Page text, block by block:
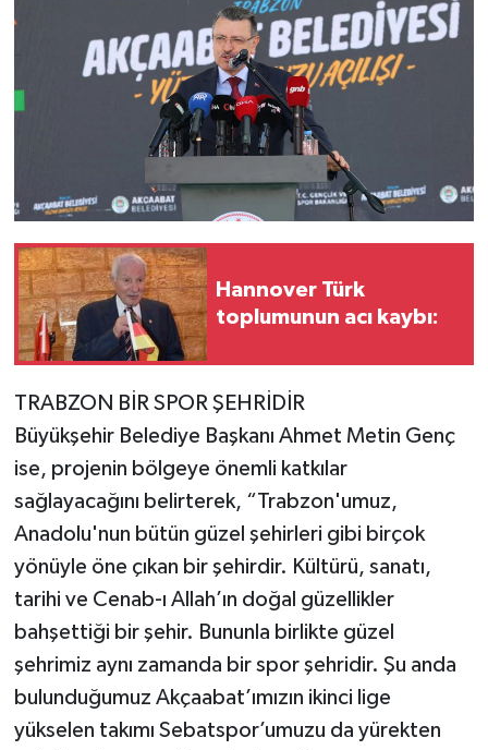
Hannover Türk
toplumunun acı kaybı:
TRABZON BİR SPOR ŞEHRİDİR
Büyükşehir Belediye Başkanı Ahmet Metin Genç
ise, projenin bölgeye önemli katkılar
sağlayacağını belirterek, “Trabzon'umuz,
Anadolu'nun bütün güzel şehirleri gibi birçok
yönüyle öne çıkan bir şehirdir. Kültürü, sanatı,
tarihi ve Cenab-ı Allah’ın doğal güzellikler
bahşettiği bir şehir. Bununla birlikte güzel
şehrimiz aynı zamanda bir spor şehridir. Şu anda
bulunduğumuz Akçaabat’ımızın ikinci lige
yükselen takımı Sebatspor’umuzu da yürekten